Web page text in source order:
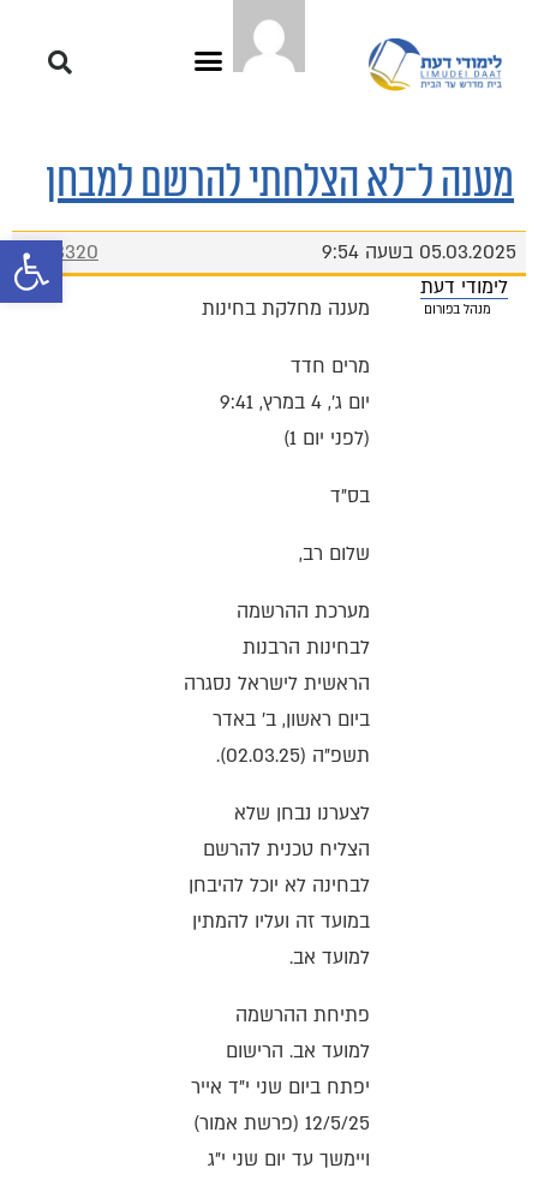
פתח
מענה ל־לא הצלחתי להרשם למבחן
05.03.2025 בשעה 9:54
#13320
לימודי דעת
מנהל בפורום מענה מחלקת בחינות
מרים חדד
יום ג׳, 4 במרץ, 9:41
בס"ד
שלום רב,
מערכת ההרשמה
לבחינות הרבנות
הראשית לישראל נסגרה
ביום ראשון, ב' באדר
תשפ"ה (02.03.25).
לצערנו נבחן שלא
הצליח טכנית להרשם
לבחינה לא יוכל להיבחן
במועד זה ועליו להמתין
למועד אב.
פתיחת ההרשמה
למועד אב. הרישום
יפתח ביום שני י"ד אייר
12/5/25 (פרשת אמור)
ויימשך עד יום שני י"ג